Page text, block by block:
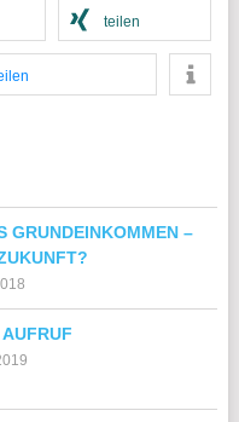
teilen
GRUNDEINKOMMEN –